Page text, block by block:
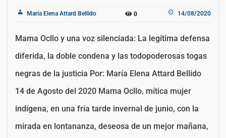
María Elena Attard Bellido 0 14/08/2020
Mama Ocllo y una voz silenciada: La legítima defensa
diferida, la doble condena y las todopoderosas togas
negras de la justicia Por: María Elena Attard Bellido
14 de Agosto del 2020 Mama Ocllo, mítica mujer
indígena, en una fría tarde invernal de junio, con la
mirada en lontananza, deseosa de un mejor mañana,